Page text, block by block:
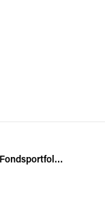
QUEST Funds übernimmt Fondsportfolio in Höhe von 1,2 Mrd. Euro